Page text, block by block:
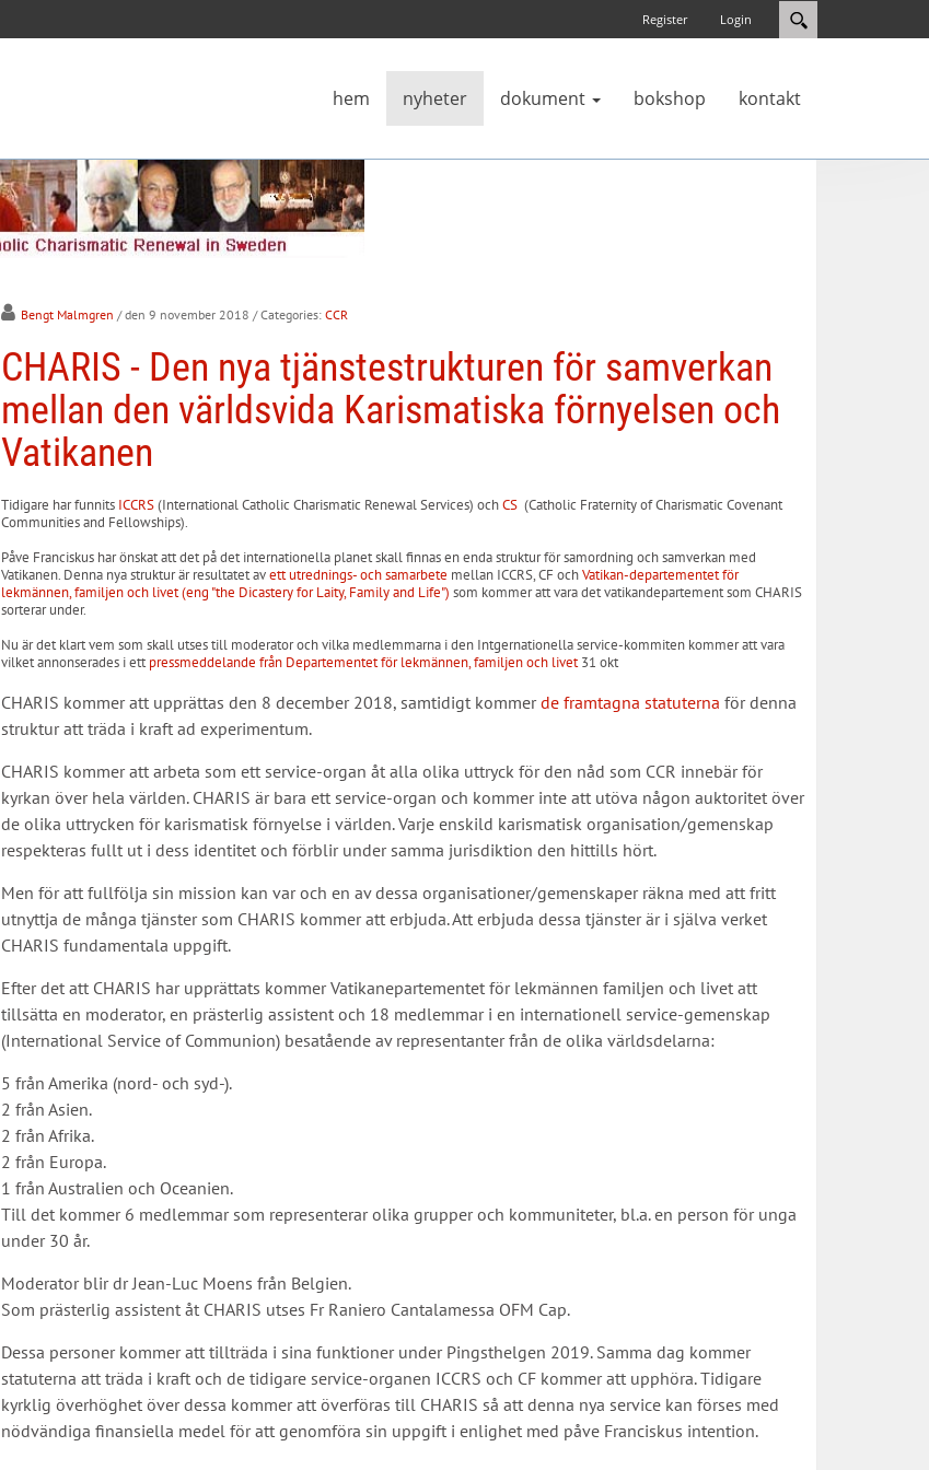
Login
Register
hem nyheter dokument bokshop kontakt
Bengt Malmgren / den 9 november 2018 / Categories: CCR
CHARIS - Den nya tjänstestrukturen för samverkan
mellan den världsvida Karismatiska förnyelsen och
Vatikanen
Tidigare har funnits ICCRS(International Catholic Charismatic Renewal Services) ochCS(Catholic Fraternity of Charismatic Covenant
Communities and Fellowships).
Påve Franciskus har önskat att det på det internationella planet skall finnas en enda struktur för samordning och samverkan med
Vatikanen. Denna nya struktur är resultatet avett utrednings- och samarbete mellan ICCRS, CF ochVatikan-departementet för
lekmännen, familjen och livet (eng "the Dicastery for Laity, Family and Life") som kommer att vara det vatikandepartement som CHARIS
sorterar under.
Nu är det klart vem som skall utses till moderator och vilka medlemmarna i den Intgernationella service-kommiten kommer att vara
vilket annonserades i ettpressmeddelande från Departementet för lekmännen, familjen och livet31 okt
CHARIS kommer att upprättas den 8 december 2018, samtidigt kommerde framtagna statuterna för denna
struktur att träda i kraft ad experimentum.
CHARIS kommer att arbeta som ett service-organ åt alla olika uttryck för den nåd som CCR innebär för
kyrkan över hela världen. CHARIS är bara ett service-organ och kommer inte att utöva någon auktoritet över
de olika uttrycken för karismatisk förnyelse i världen. Varje enskild karismatisk organisation/gemenskap
respekteras fullt ut i dess identitet och förblir under samma jurisdiktion den hittills hört.
Men för att fullfölja sin mission kan var och en av dessa organisationer/gemenskaper räkna med att fritt
utnyttja de många tjänster som CHARIS kommer att erbjuda. Att erbjuda dessa tjänster är i själva verket
CHARIS fundamentala uppgift.
Efter det att CHARIS har upprättats kommer Vatikanepartementet för lekmännen familjen och livet att
tillsätta en moderator, en prästerlig assistent och 18 medlemmar i en internationell service-gemenskap
(International Service of Communion) besatående av representanter från de olika världsdelarna:
5 från Amerika (nord- och syd-).
2 från Asien.
2 från Afrika.
2 från Europa.
1 från Australien och Oceanien.
Till det kommer 6 medlemmar som representerar olika grupper och kommuniteter, bl.a. en person för unga
under 30 år.
Moderator blir dr Jean-Luc Moens från Belgien.
Som prästerlig assistent åt CHARIS utses Fr Raniero Cantalamessa OFM Cap.
Dessa personer kommer att tillträda i sina funktioner under Pingsthelgen 2019. Samma dag kommer
statuterna att träda i kraft och de tidigare service-organen ICCRS och CF kommer att upphöra. Tidigare
kyrklig överhöghet över dessa kommer att överföras till CHARIS så att denna nya service kan förses med
nödvändiga finansiella medel för att genomföra sin uppgift i enlighet med påve Franciskus intention.